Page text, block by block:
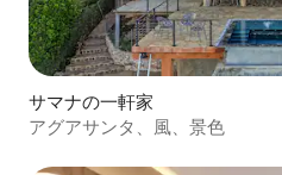
サマナの一軒家
アグアサンタ、風、景色